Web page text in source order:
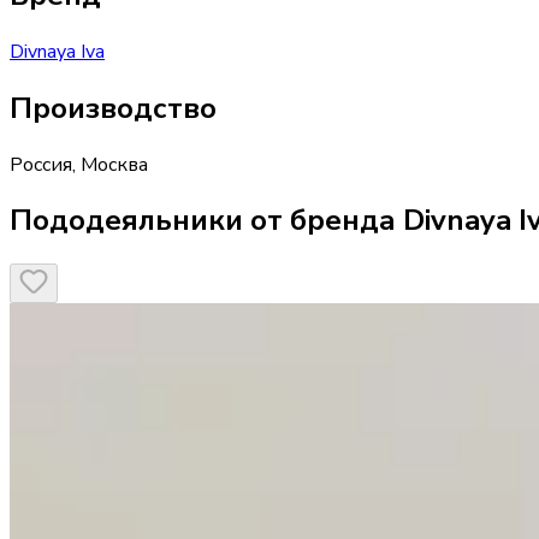
Divnaya Iva
Производство
Россия, Москва
Пододеяльники от бренда Divnaya